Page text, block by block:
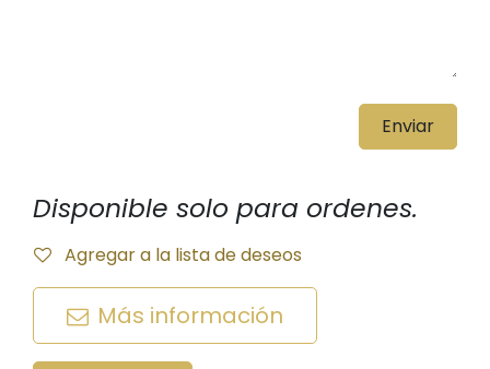
Enviar
Disponible solo para ordenes.
Agregar a la lista de deseos
Más información